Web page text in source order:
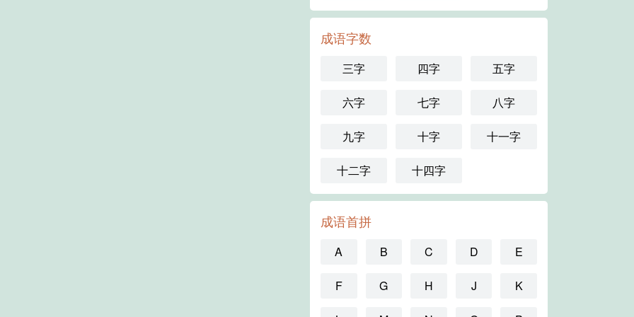
成语字数
三字 四字 五字
六字 七字 八字
九字 十字 十一字
十二字 十四字
成语首拼
A B C D E
F G H J K